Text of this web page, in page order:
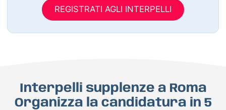
REGISTRATI AGLI INTERPELLI
Interpelli supplenze a Roma
Organizza la candidatura in 5